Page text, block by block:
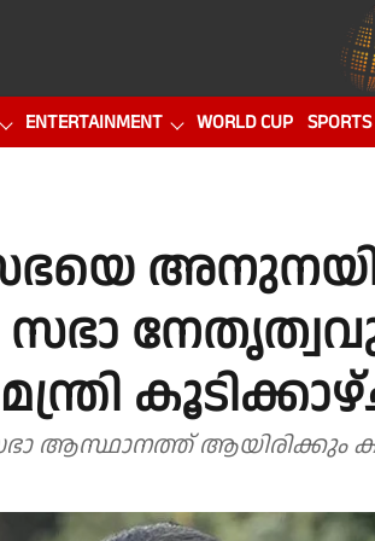
ENTERTAINMENT WORLD CUP SPORTS
സഭാ
ആസ്ഥാനത്ത് ആയിരിക്കും